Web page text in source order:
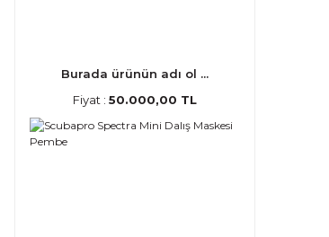
Burada ürünün adı ol ...
Fiyat : 50.000,00 TL